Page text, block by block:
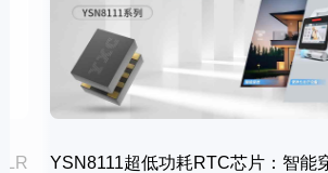
YSN8111超低功耗RTC芯片：智能